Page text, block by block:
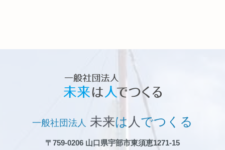
一般社団法人 未来は 人 でつくる
〒759-0206 山口県宇部市東須恵1271-15